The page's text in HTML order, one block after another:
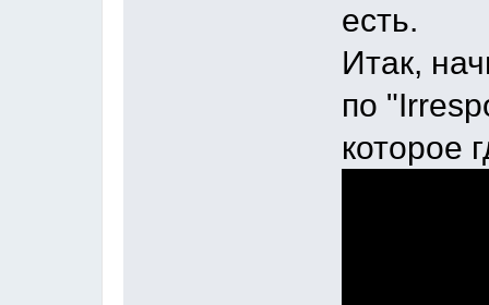
есть.
Итак,
по
которое